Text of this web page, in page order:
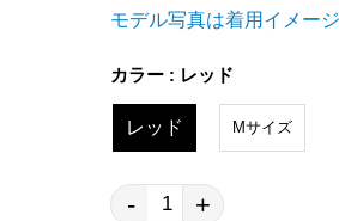
モデル写真は着用イメージ
カラー : レッド
レッド Mサイズ
- +